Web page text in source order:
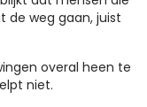
de weg gaan, juist
overal heen te
niet.